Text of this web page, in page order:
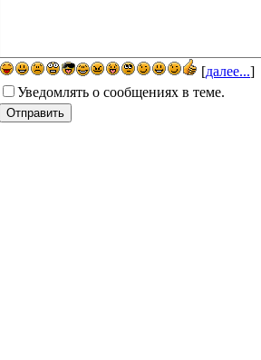
[далее...]
Уведомлять о сообщениях в теме.